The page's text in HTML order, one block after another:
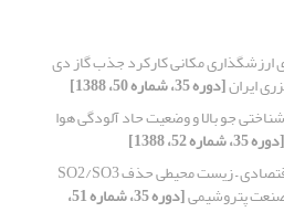
ارزشگذاری مکانی کارکرد جذب گاز دی
ایران[دوره 35، شماره 50، 1388]
جو بالا و وضعیت حاد آلودگی هوا
[دوره 35، شماره 52، 1388]
بررسی اقتصادی – زیست محیطی حذف SO2/SO3
پتروشیمی [دوره 35، شماره 51،